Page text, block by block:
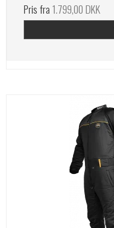
Pris fra1.799,00 DKK